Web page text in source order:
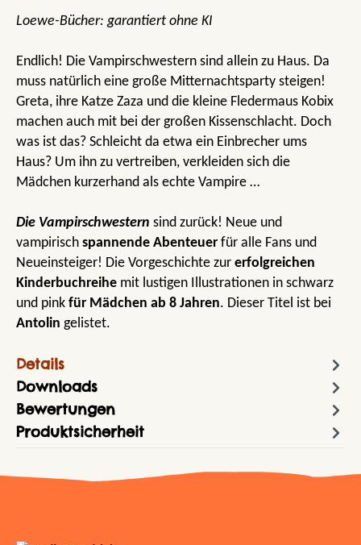
Loewe-Bücher: garantiert ohne KI
Endlich! Die Vampirschwestern sind allein zu Haus. Da
muss natürlich eine große Mitternachtsparty steigen!
Greta, ihre Katze Zaza und die kleine Fledermaus Kobix
machen auch mit bei der großen Kissenschlacht. Doch
was ist das? Schleicht da etwa ein Einbrecher ums
Haus? Um ihn zu vertreiben, verkleiden sich die
Mädchen kurzerhand als echte Vampire …
Die Vampirschwestern sind zurück! Neue und
vampirisch spannende Abenteuer für alle Fans und
Neueinsteiger! Die Vorgeschichte zur erfolgreichen
Kinderbuchreihe mit lustigen Illustrationen in schwarz
und pink für Mädchen ab 8 Jahren. Dieser Titel ist bei
Antolin gelistet.
Details
Downloads
Bewertungen
Produktsicherheit